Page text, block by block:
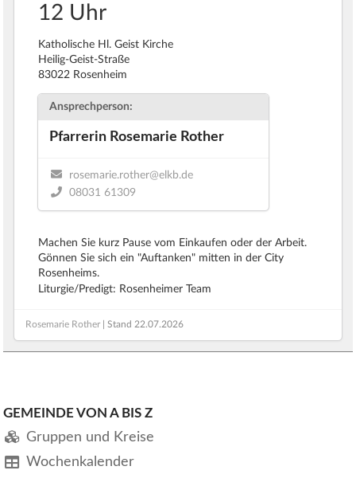
12 Uhr
Katholische Hl. Geist Kirche
Heilig-Geist-Straße
83022 Rosenheim
Ansprechperson:
Pfarrerin Rosemarie Rother
rosemarie.rother@elkb.de
08031 61309
Machen Sie kurz Pause vom Einkaufen oder der Arbeit.
Gönnen Sie sich ein "Auftanken" mitten in der City
Rosenheims.
Liturgie/Predigt: Rosenheimer Team
Rosemarie Rother | Stand 22.07.2026
GEMEINDE VON A BIS Z
Gruppen und Kreise
Wochenkalender